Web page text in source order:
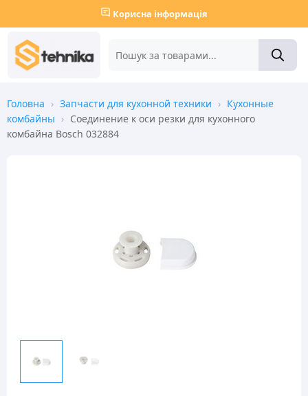
Корисна інформація
Головна › Запчасти для кухонной техники › Кухонные
комбайны › Соединение к оси резки для кухонного
комбайна Bosch 032884